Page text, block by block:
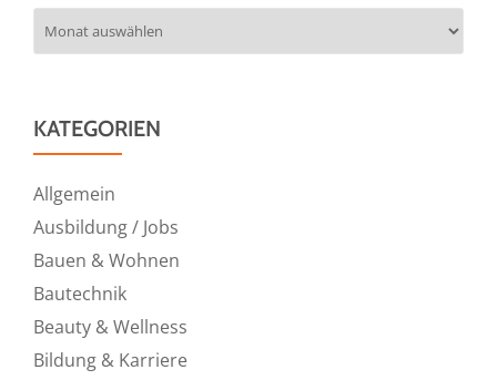
KATEGORIEN
Allgemein
Ausbildung / Jobs
Bauen & Wohnen
Bautechnik
Beauty & Wellness
Bildung & Karriere